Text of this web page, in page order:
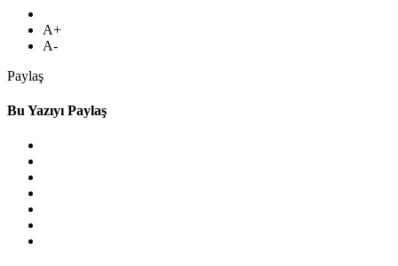
A+
A-
Paylaş
Bu Yazıyı Paylaş